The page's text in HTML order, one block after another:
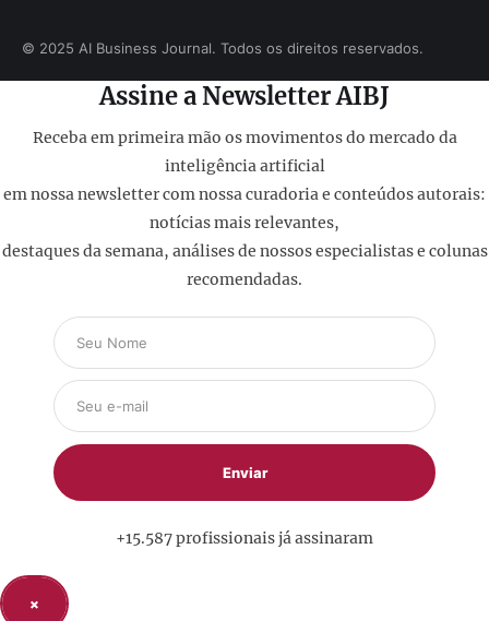
© 2025 AI Business Journal. Todos os direitos reservados.
Assine a Newsletter AIBJ
Receba em primeira mão os movimentos do mercado da
inteligência artificial
em nossa newsletter com nossa curadoria e conteúdos autorais:
notícias mais relevantes,
destaques da semana, análises de nossos especialistas e colunas
recomendadas.
+15.587 profissionais já assinaram
×